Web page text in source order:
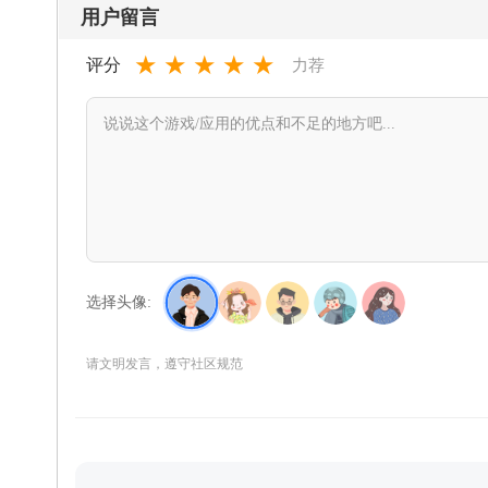
用户留言
评分 ★ ★ ★ ★ ★ 力荐
选择头像:
请文明发言，遵守社区规范